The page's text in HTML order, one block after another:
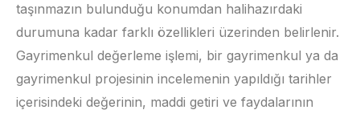
taşınmazın bulunduğu konumdan halihazırdaki
durumuna kadar farklı özellikleri üzerinden belirlenir.
Gayrimenkul değerleme işlemi, bir gayrimenkul ya da
gayrimenkul projesinin incelemenin yapıldığı tarihler
içerisindeki değerinin, maddi getiri ve faydalarının